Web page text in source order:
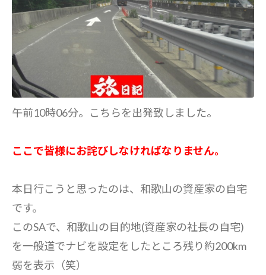
午前10時06分。こちらを出発致しました。
ここで皆様にお詫びしなければなりません。
本日行こうと思ったのは、和歌山の資産家の自宅
です。
このSAで、和歌山の目的地(資産家の社長の自宅)
を一般道でナビを設定をしたところ残り約200km
弱を表示（笑）